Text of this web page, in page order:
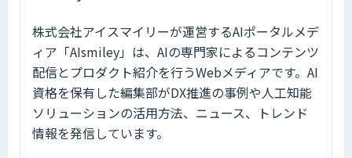
株式会社アイスマイリーが運営するAIポータルメデ
ィア「AIsmiley」は、AIの専門家によるコンテンツ
配信とプロダクト紹介を行うWebメディアです。AI
資格を保有した編集部がDX推進の事例や人工知能
ソリューションの活用方法、ニュース、トレンド
情報を発信しています。